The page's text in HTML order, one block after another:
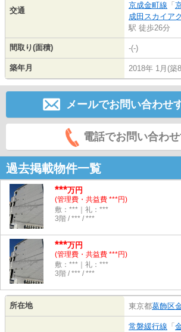
交通
京成金町線 「
成田スカイア
駅 徒歩26分
間取り(面積) -(-)
築年月 2018年 1月(築
メールでお問い合わせ
電話でお問い合わ
過去掲載物件一覧
***万円
(管理費・共益費 ***円)
敷：***｜礼：***
3階 / *** / ***
***万円
(管理費・共益費 ***円)
敷：***｜礼：***
3階 / *** / ***
所在地 東京都葛飾区
常磐緩行線 「